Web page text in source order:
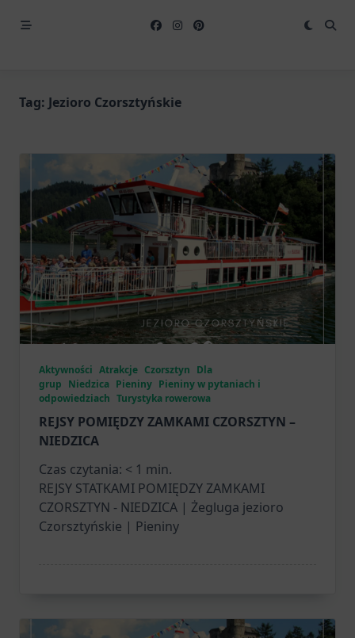
Tag: Jezioro Czorsztyńskie
Aktywności Atrakcje Czorsztyn Dla
grup Niedzica Pieniny Pieniny w pytaniach i
odpowiedziach Turystyka rowerowa
REJSY POMIĘDZY ZAMKAMI CZORSZTYN –
NIEDZICA
Czas czytania: < 1 min.
REJSY STATKAMI POMIĘDZY ZAMKAMI
CZORSZTYN - NIEDZICA | Żegluga jezioro
Czorsztyńskie | Pieniny